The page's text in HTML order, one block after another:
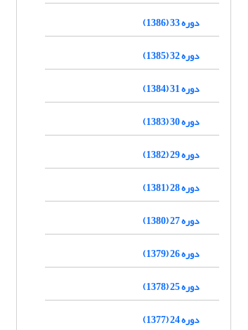
دوره 33 (1386)
دوره 32 (1385)
دوره 31 (1384)
دوره 30 (1383)
دوره 29 (1382)
دوره 28 (1381)
دوره 27 (1380)
دوره 26 (1379)
دوره 25 (1378)
دوره 24 (1377)